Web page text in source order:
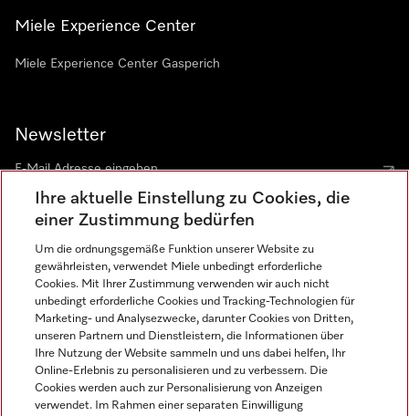
Miele Experience Center
Miele Experience Center Gasperich
Newsletter
Sprache
DEUTSCH
Ihre aktuelle Einstellung zu Cookies, die
einer Zustimmung bedürfen
Um die ordnungsgemäße Funktion unserer Website zu
gewährleisten, verwendet Miele unbedingt erforderliche
Cookies. Mit Ihrer Zustimmung verwenden wir auch nicht
unbedingt erforderliche Cookies und Tracking-Technologien für
Marketing- und Analysezwecke, darunter Cookies von Dritten,
unseren Partnern und Dienstleistern, die Informationen über
Ihre Nutzung der Website sammeln und uns dabei helfen, Ihr
Online-Erlebnis zu personalisieren und zu verbessern. Die
Cookies werden auch zur Personalisierung von Anzeigen
verwendet. Im Rahmen einer separaten Einwilligung